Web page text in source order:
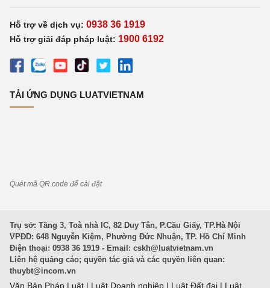
Hỗ trợ về dịch vụ: 0938 36 1919
Hỗ trợ giải đáp pháp luật: 1900 6192
TẢI ỨNG DỤNG LUATVIETNAM
Quét mã QR code để cài đặt
Trụ sở: Tầng 3, Toà nhà IC, 82 Duy Tân, P.Cầu Giấy, TP.Hà Nội
VPĐD: 648 Nguyễn Kiệm, Phường Đức Nhuận, TP. Hồ Chí Minh
Điện thoại: 0938 36 1919 - Email: cskh@luatvietnam.vn
Liên hệ quảng cáo; quyền tác giả và các quyền liên quan:
thuybt@incom.vn
Văn Bản Pháp Luật | Luật Doanh nghiệp | Luật Đất đai | Luật